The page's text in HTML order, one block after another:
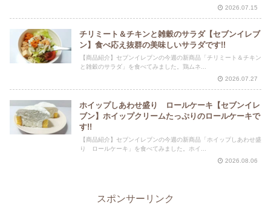
2026.07.15
チリミート＆チキンと雑穀のサラダ【セブンイレブ
ン】食べ応え抜群の美味しいサラダです!!
【商品紹介】セブンイレブンの今週の新商品「チリミート＆チキン
と雑穀のサラダ」を食べてみました。鶏ムネ...
2026.07.27
ホイップしあわせ盛り ロールケーキ【セブンイレ
ブン】ホイップクリームたっぷりのロールケーキで
す!!
【商品紹介】セブンイレブンの今週の新商品「ホイップしあわせ盛
り ロールケーキ」を食べてみました。ホイ...
2026.08.06
スポンサーリンク